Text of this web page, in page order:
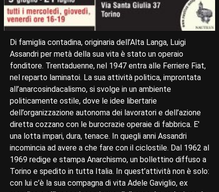
Di famiglia contadina, originaria dell’Alta Langa, Luigi
Assandri per metà della sua vita è stato un operaio
fonditore. Trentaduenne, nel 1947 entra alle Ferriere Fiat,
nel reparto laminatoi. La sua attività politica, improntata
all’anarcosindacalismo, si svolge in un ambiente
politicamente ostile, dove le idee libertarie
dell’organizzazione autonoma dei lavoratori e dell’azione
diretta cozzano con le burocrazie operaie di fabbrica. E'
una lotta impari, dura, tenace. In quegli anni Assandri
incomincia ad avere a che fare con il ciclostile. Dal 1962 al
1969 redige e stampa Anarchismo, un bollettino diffuso a
Torino e spedito in tutta Italia. In quest’attività non è solo:
con lui c’è la sua compagna di vita Adele Gaviglio, ex